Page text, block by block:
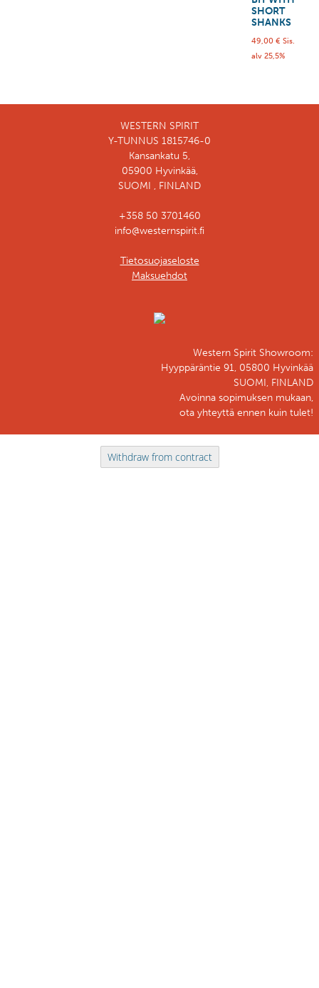
SHORT
SHANKS
49,00 € Sis.
alv 25,5%
WESTERN SPIRIT
Y-TUNNUS 1815746-0
Kansankatu 5,
05900 Hyvinkää,
SUOMI , FINLAND
+358 50 3701460
info@westernspirit.fi
Tietosuojaseloste
Maksuehdot
Western Spirit Showroom:
Hyyppäräntie 91, 05800 Hyvinkää
SUOMI, FINLAND
Avoinna sopimuksen mukaan,
ota yhteyttä ennen kuin tulet!
Withdraw from contract